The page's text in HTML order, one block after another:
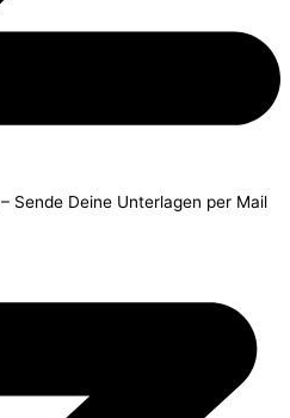
– Sende Deine Unterlagen per Mail